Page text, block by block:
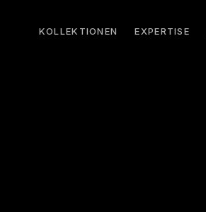
KOLLEKTIONEN EXPERTISE